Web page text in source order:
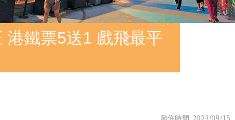
港鐵票5送1 戲飛最平
發佈時間: 2023/09/15